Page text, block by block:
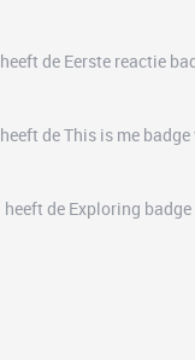
heeft de Eerste reactie
heeft de This is me
heeft de Exploring